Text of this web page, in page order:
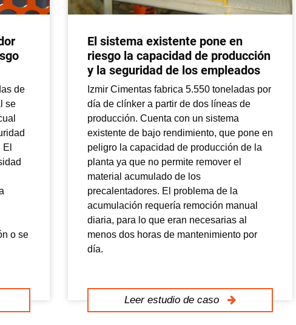
de
se
o se
El sistema existente pone en
riesgo la capacidad de producción
y la seguridad de los empleados
Izmir Cimentas fabrica 5.550 toneladas por
día de clínker a partir de dos líneas de
producción. Cuenta con un sistema
existente de bajo rendimiento, que pone en
peligro la capacidad de producción de la
planta ya que no permite remover el
material acumulado de los
precalentadores. El problema de la
acumulación requería remoción manual
diaria, para lo que eran necesarias al
menos dos horas de mantenimiento por
día.
Leer estudio de caso